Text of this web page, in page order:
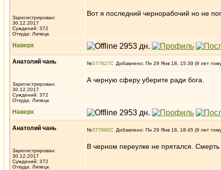
Зарегистрирован:
30.12.2017
Суждений: 372
Откуда: Липецк
Вот я последний чернорабочий но не
Наверх
Анатолий чань
Зарегистрирован:
30.12.2017
Суждений: 372
Откуда: Липецк
№377627 Добавлено: Пн 29 Янв 18, 15:39 (9 лет
А черную сферу уберите ради бога.
Наверх
Анатолий чань
Зарегистрирован:
30.12.2017
Суждений: 372
Откуда: Липецк
№377682 Добавлено: Пн 29 Янв 18, 18:45 (9 лет
В черном переулке не прятался.